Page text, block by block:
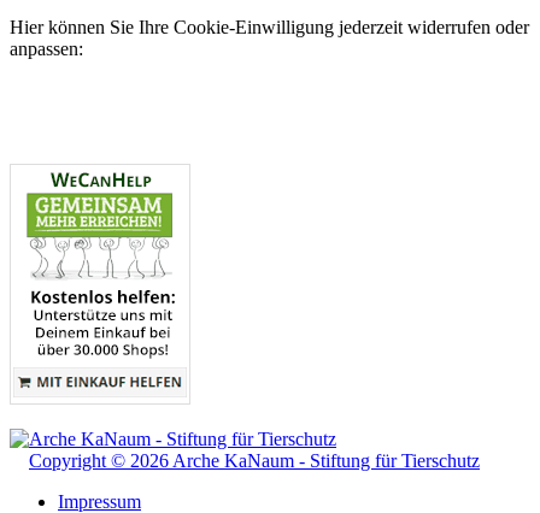
Hier können Sie Ihre Cookie-Einwilligung jederzeit widerrufen oder
anpassen:
Copyright © 2026 Arche KaNaum - Stiftung für Tierschutz
Impressum